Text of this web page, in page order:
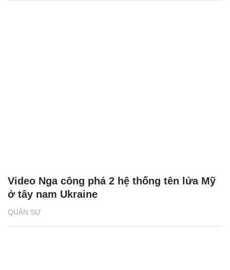
QUÂN SỰ
Video Nga công phá 2 hệ thống tên lửa Mỹ
ở tây nam Ukraine